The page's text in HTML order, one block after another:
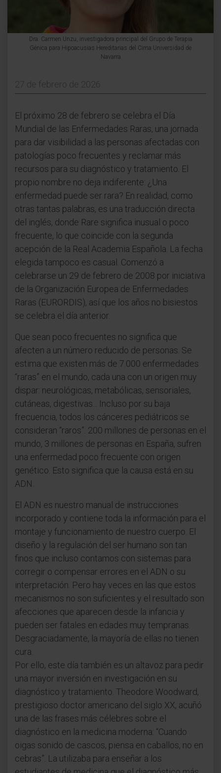
Dra. Carmen Unzu, investigadora principal del Grupo de Terapia
Génica para Hipoacusias Hereditarias del Cima Universidad de
Navarra
27 de febrero de 2026
El próximo 28 de febrero se celebra el Día
Mundial de las Enfermedades Raras, una jornada
para dar visibilidad a las personas afectadas con
patologías poco frecuentes y reclamar más
recursos para su diagnóstico y tratamiento. El
propio nombre no deja indiferente: ¿Una
enfermedad puede ser rara? En realidad, como
otras tantas palabras, es una traducción directa
del inglés, donde Rare significa inusual o poco
frecuente, lo que coincide con la segunda
acepción de la Real Academia Española. La fecha
elegida tampoco es casual. Comenzó a
celebrarse un 29 de febrero de 2008 por iniciativa
de la Organización Europea de Enfermedades
Raras (EURORDIS), así que los años no bisiestos
se celebra el día anterior.
Que sean poco frecuentes no significa que
afecten a un número reducido de personas. Se
estima que existen más de 7.000 enfermedades
“raras” en el mundo, cada una con un origen muy
dispar: neurológicas, metabólicas, sensoriales,
cutáneas, digestivas... Incluso por su baja
frecuencia, todos los cánceres pediátricos se
consideran “raros”. 200 millones de personas en el
mundo, 3 millones de personas en España, sufren
una enfermedad poco frecuente con origen
genético. Esto significa que la causa está en su
ADN.
El ADN es nuestro manual de instrucciones
incorporado y contiene toda la información para el
montaje y funcionamiento de nuestro cuerpo. El
diseño y la regulación del ser humano son tan
finos que incluso contamos con sistemas para
corregir o compensar errores en el ADN o su
interpretación. Pero hay veces en las que estos
mecanismos no son suficientes y el resultado son
afecciones que aparecen desde la infancia y
pueden ser fatales en edades muy tempranas.
Desgraciadamente, la mayoría de ellas no tienen
cura.
Por ello, este día también es un altavoz para pedir
una mayor inversión en investigación en su
diagnóstico y tratamiento. Theodore Woodward,
prestigioso doctor americano del siglo XX, acuñó
una de las frases más célebres sobre el
diagnóstico en la medicina moderna: “Cuando
oigas sonido de cascos, piensa en caballos, no en
cebras”. La utilizaba para enseñar a los